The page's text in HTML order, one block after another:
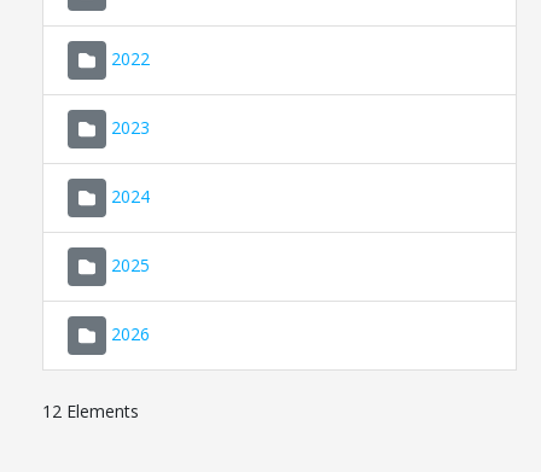
2022
2023
2024
2025
2026
12 Elements